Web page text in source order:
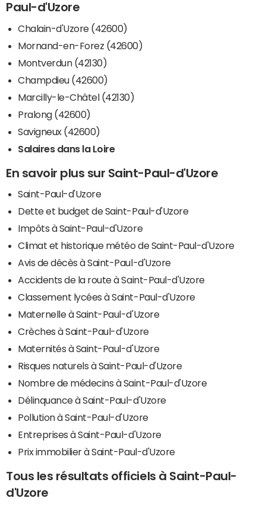
Paul-d'Uzore
Chalain-d'Uzore (42600)
Mornand-en-Forez (42600)
Montverdun (42130)
Champdieu (42600)
Marcilly-le-Châtel (42130)
Pralong (42600)
Savigneux (42600)
Salaires dans la Loire
En savoir plus sur Saint-Paul-d'Uzore
Saint-Paul-d'Uzore
Dette et budget de Saint-Paul-d'Uzore
Impôts à Saint-Paul-d'Uzore
Climat et historique météo de Saint-Paul-d'Uzore
Avis de décès à Saint-Paul-d'Uzore
Accidents de la route à Saint-Paul-d'Uzore
Classement lycées à Saint-Paul-d'Uzore
Maternelle à Saint-Paul-d'Uzore
Crèches à Saint-Paul-d'Uzore
Maternités à Saint-Paul-d'Uzore
Risques naturels à Saint-Paul-d'Uzore
Nombre de médecins à Saint-Paul-d'Uzore
Délinquance à Saint-Paul-d'Uzore
Pollution à Saint-Paul-d'Uzore
Entreprises à Saint-Paul-d'Uzore
Prix immobilier à Saint-Paul-d'Uzore
Tous les résultats officiels à Saint-Paul-
d'Uzore